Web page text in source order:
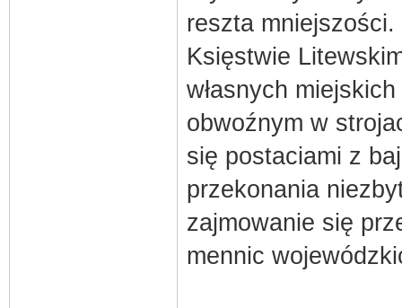
reszta
Księstwie
własnych
obwoźnym w
się postaciami z
przekonania
zajmowanie się
mennic